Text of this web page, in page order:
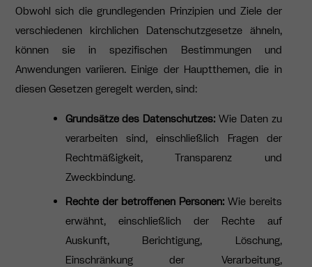
Obwohl sich die grundlegenden Prinzipien und Ziele der
verschiedenen kirchlichen Datenschutzgesetze ähneln,
können sie in spezifischen Bestimmungen und
Anwendungen variieren. Einige der Hauptthemen, die in
diesen Gesetzen geregelt werden, sind:
Grundsätze des Datenschutzes:Wie Daten zu
verarbeiten sind, einschließlich Fragen der
Rechtmäßigkeit, Transparenz und
Zweckbindung.
Rechte der betroffenen Personen:Wie bereits
erwähnt, einschließlich der Rechte auf
Auskunft, Berichtigung, Löschung,
Einschränkung der Verarbeitung,